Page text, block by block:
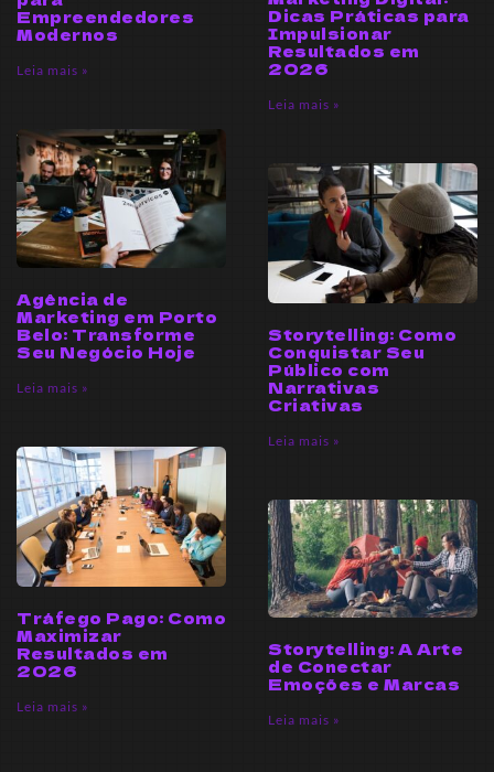
Empreendedores
Modernos
Leia mais »
Dicas Práticas para
Impulsionar
Resultados em
2026
Leia mais »
Agência de
Marketing em Porto
Belo: Transforme
Seu Negócio Hoje
Leia mais »
Storytelling: Como
Conquistar Seu
Público com
Narrativas
Criativas
Leia mais »
Tráfego Pago: Como
Maximizar
Resultados em
2026
Leia mais »
Storytelling: A Arte
de Conectar
Emoções e Marcas
Leia mais »